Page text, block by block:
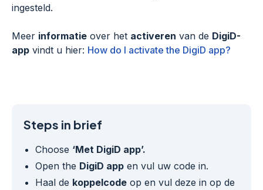
ingesteld.
Meer informatie over het activeren van de DigiD-
app vindt u hier: How do I activate the DigiD app?
Steps in brief
Choose ‘Met DigiD app’.
Open the DigiD app en vul uw code in.
Haal de koppelcode op en vul deze in op de